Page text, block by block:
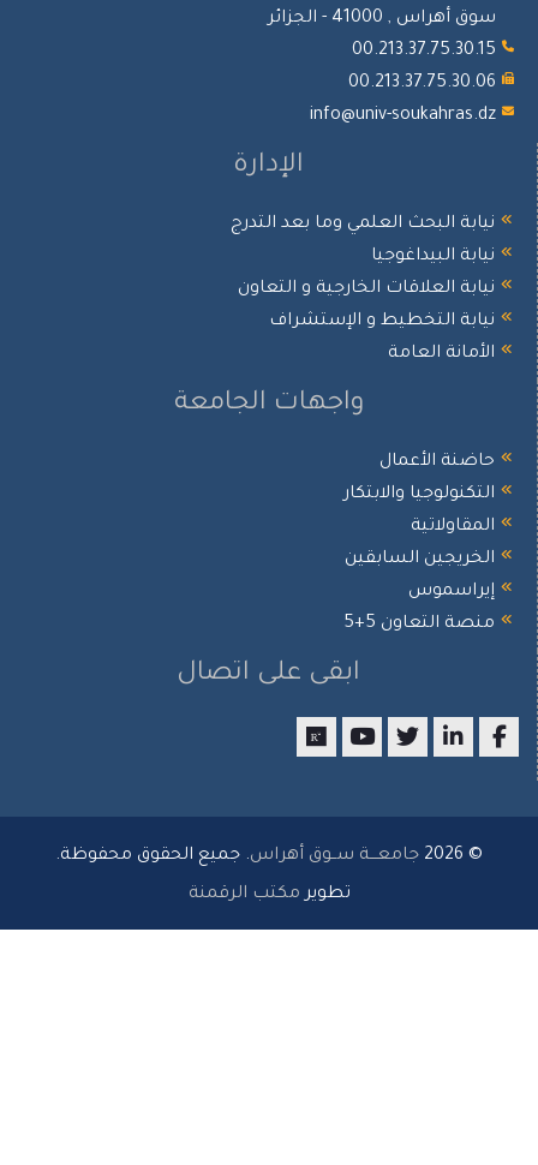
أهراس , 41000 - الجزائر
info@univ-
الإدارة
البحث العلمي وما بعد التدرج
البيداغوجيا
العلاقات الخارجية و التعاون
التخطيط و الإستشراف
العامة
واجهات الجامعة
الأعمال
والابتكار
السابقين
التعاون 5+5
ابقى على اتصال
جامعـــة ســوق أهراس . جميع الحقوق محفوظة.
مكتب الرقمنة